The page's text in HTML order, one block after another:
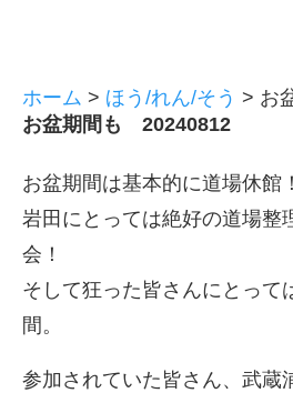
ホーム > ほう/れん/そう > お
お盆期間も 20240812
お盆期間は基本的に道場休館！
岩田にとっては絶好の道場整
会！
そして狂った皆さんにとって
間。
参加されていた皆さん、武蔵